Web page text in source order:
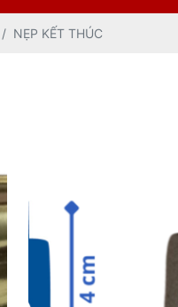
NẸP KẾT THÚC